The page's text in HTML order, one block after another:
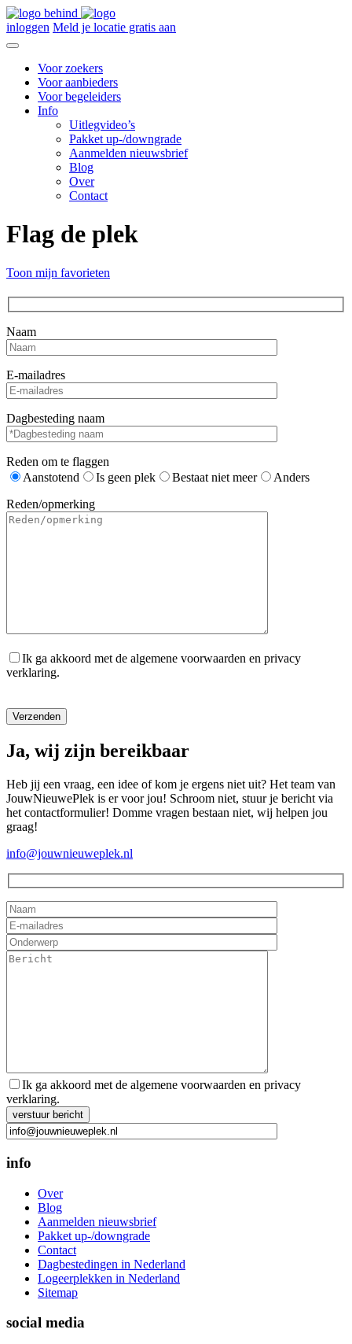
inloggen Meld je locatie gratis aan
Voor zoekers
Voor aanbieders
Voor begeleiders
Info
Uitlegvideo’s
Pakket up-/downgrade
Aanmelden nieuwsbrief
Blog
Over
Contact
Flag de plek
Toon mijn favorieten
Naam
E-mailadres
Dagbesteding naam
Reden om te flaggen
Aanstotend
Is geen plek Bestaat niet meer
Anders
Reden/opmerking
Ik ga akkoord met de algemene voorwaarden en privacy
verklaring.
Ja, wij zijn bereikbaar
Heb jij een vraag, een idee of kom je ergens niet uit? Het team van
JouwNieuwePlek is er voor jou! Schroom niet, stuur je bericht via
het contactformulier! Domme vragen bestaan niet, wij helpen jou
graag!
info@jouwnieuweplek.nl
Ik ga akkoord met de algemene voorwaarden en privacy
verklaring.
Gelieve dit veld leeg te laten.
info
Over
Blog
Aanmelden nieuwsbrief
Pakket up-/downgrade
Contact
Dagbestedingen in Nederland
Logeerplekken in Nederland
Sitemap
social media